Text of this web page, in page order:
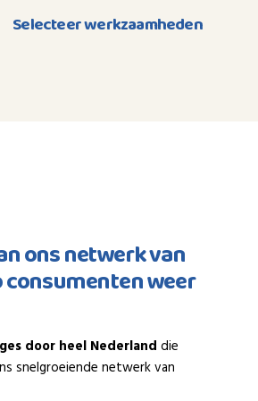
Selecteer werkzaamheden
ons netwerk van
consumenten weer
door heel Nederland die
snelgroeiende netwerk van